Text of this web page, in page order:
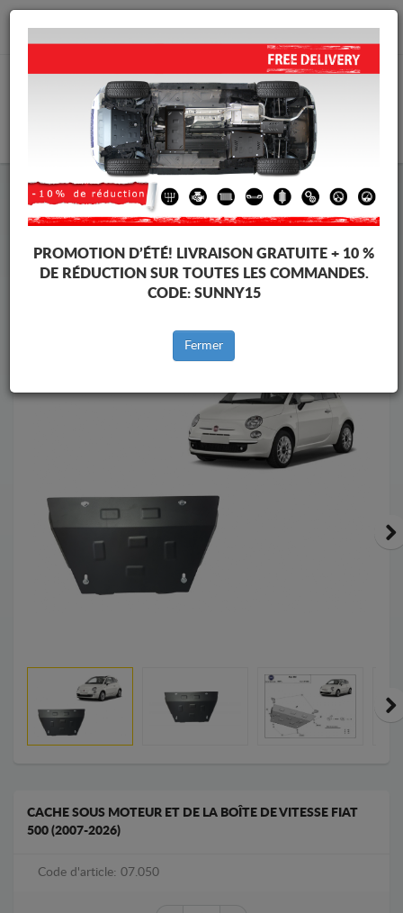
info@cachesousmoteur.fr
Cache Sous Moteur Fiat Cache Sous Moteur Fiat 500
Marques
CACHE SOUS MOTEUR ET DE LA BOÎTE DE VITESSE FIAT
500 (2007-2026)
Code d'article: 07.050
PROMOTION D’ÉTÉ! LIVRAISON GRATUITE + 10 %
DE RÉDUCTION SUR TOUTES LES COMMANDES.
CODE: SUNNY15
Fermer